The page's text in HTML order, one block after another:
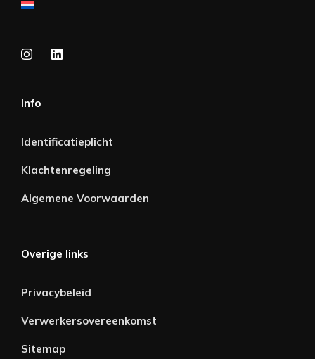
Info
Identificatieplicht
Klachtenregeling
Algemene Voorwaarden
Overige links
Privacybeleid
Verwerkersovereenkomst
Sitemap